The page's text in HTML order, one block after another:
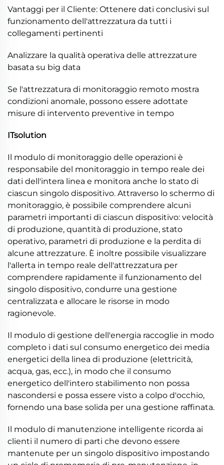
Vantaggi per il Cliente: Ottenere dati conclusivi sul
funzionamento dell'attrezzatura da tutti i
collegamenti pertinenti
Analizzare la qualità operativa delle attrezzature
basata su big data
Se l'attrezzatura di monitoraggio remoto mostra
condizioni anomale, possono essere adottate
misure di intervento preventive in tempo
ITsolution
Il modulo di monitoraggio delle operazioni è
responsabile del monitoraggio in tempo reale dei
dati dell'intera linea e monitora anche lo stato di
ciascun singolo dispositivo. Attraverso lo schermo di
monitoraggio, è possibile comprendere alcuni
parametri importanti di ciascun dispositivo: velocità
di produzione, quantità di produzione, stato
operativo, parametri di produzione e la perdita di
alcune attrezzature. È inoltre possibile visualizzare
l'allerta in tempo reale dell'attrezzatura per
comprendere rapidamente il funzionamento del
singolo dispositivo, condurre una gestione
centralizzata e allocare le risorse in modo
ragionevole.
Il modulo di gestione dell'energia raccoglie in modo
completo i dati sul consumo energetico dei media
energetici della linea di produzione (elettricità,
acqua, gas, ecc.), in modo che il consumo
energetico dell'intero stabilimento non possa
nascondersi e possa essere visto a colpo d'occhio,
fornendo una base solida per una gestione raffinata.
Il modulo di manutenzione intelligente ricorda ai
clienti il numero di parti che devono essere
mantenute per un singolo dispositivo impostando